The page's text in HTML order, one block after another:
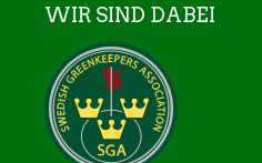
WIR SIND DABEI